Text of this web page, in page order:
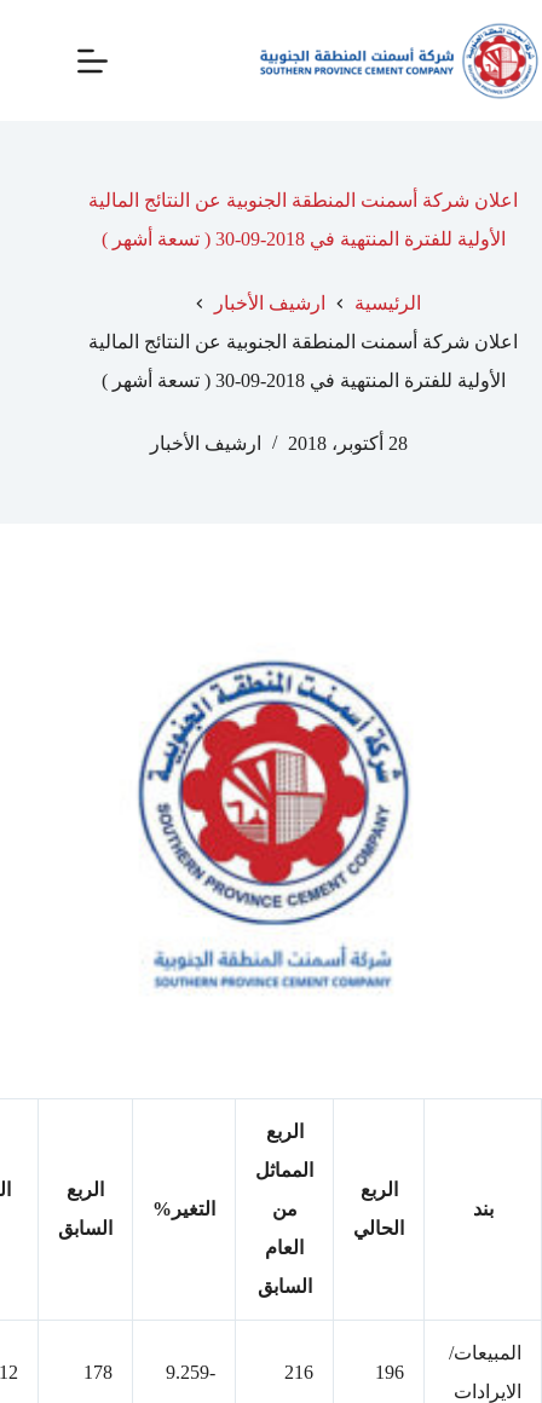
اعلان شركة أسمنت المنطقة الجنوبية عن النتائج المالية
الأولية للفترة المنتهية في 2018-09-30 ( تسعة أشهر )
الرئيسية
ارشيف الأخبار
اعلان شركة أسمنت المنطقة الجنوبية عن النتائج المالية
الأولية للفترة المنتهية في 2018-09-30 ( تسعة أشهر )
28 أكتوبر، 2018 ارشيف الأخبار
بند
الربع
الحالي
الربع
المماثل
من
العام
السابق
التغير%
الربع
السابق
المبيعات/
الايرادات
196
216
-9.259
178